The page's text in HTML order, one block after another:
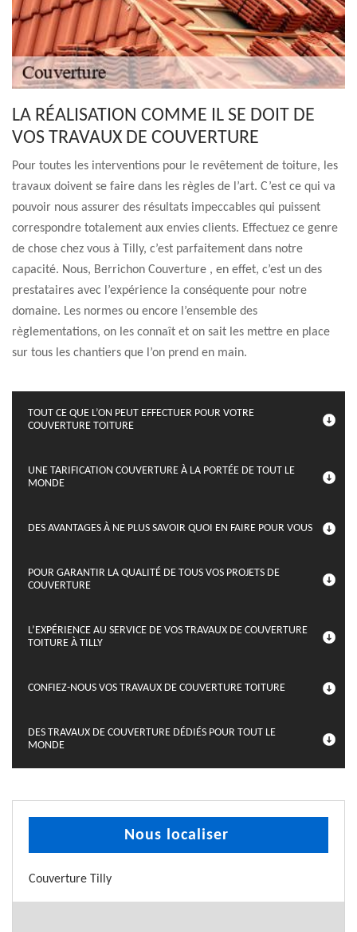
LA RÉALISATION COMME IL SE DOIT DE
VOS TRAVAUX DE COUVERTURE
Pour toutes les interventions pour le revêtement de toiture, les
travaux doivent se faire dans les règles de l’art. C’est ce qui va
pouvoir nous assurer des résultats impeccables qui puissent
correspondre totalement aux envies clients. Effectuez ce genre
de chose chez vous à Tilly, c’est parfaitement dans notre
capacité. Nous, Berrichon Couverture , en effet, c’est un des
prestataires avec l’expérience la conséquente pour notre
domaine. Les normes ou encore l’ensemble des
règlementations, on les connaît et on sait les mettre en place
sur tous les chantiers que l’on prend en main.
TOUT CE QUE L’ON PEUT EFFECTUER POUR VOTRE
COUVERTURE TOITURE
UNE TARIFICATION COUVERTURE À LA PORTÉE DE TOUT LE
MONDE
DES AVANTAGES À NE PLUS SAVOIR QUOI EN FAIRE POUR VOUS
POUR GARANTIR LA QUALITÉ DE TOUS VOS PROJETS DE
COUVERTURE
L’EXPÉRIENCE AU SERVICE DE VOS TRAVAUX DE COUVERTURE
TOITURE À TILLY
CONFIEZ-NOUS VOS TRAVAUX DE COUVERTURE TOITURE
DES TRAVAUX DE COUVERTURE DÉDIÉS POUR TOUT LE
MONDE
Nous localiser
Couverture Tilly